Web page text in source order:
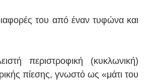
του από έναν τυφώνα και
περιστροφική (κυκλωνική)
πίεσης, γνωστό ως «μάτι του